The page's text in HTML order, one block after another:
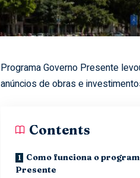
Programa Governo Presente
anúncios de obras e
Contents
Como funciona o
Presente